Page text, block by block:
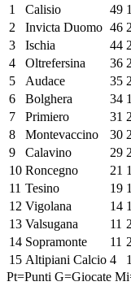
1
Calisio 49
2
Invicta Duomo 46
3
Ischia 44
4
Oltrefersina 36
5
Audace 35
6
Bolghera 34
7
Primiero 31
8
Montevaccino 30
9
Calavino 29
10 Roncegno 21
11 Tesino 19
12 Vigolana 14
13 Valsugana 11
14 Sopramonte 11
15 Altipiani Calcio 4
Pt=Punti G=Giocate